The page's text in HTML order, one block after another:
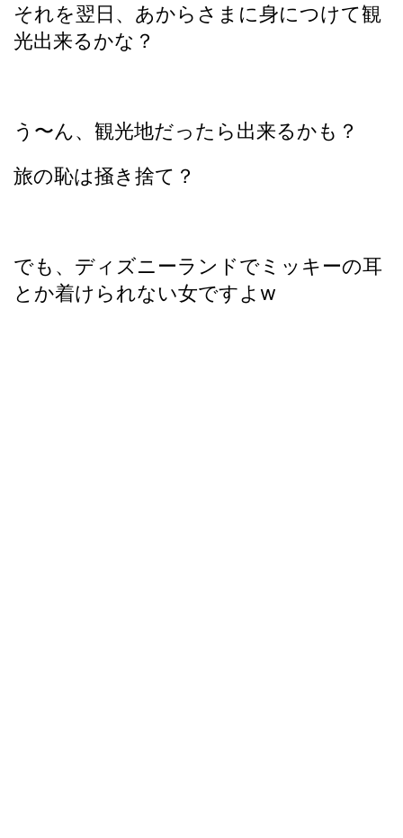
それを翌日、あからさまに身につけて観
光出来るかな？
う〜ん、観光地だったら出来るかも？
旅の恥は掻き捨て？
でも、ディズニーランドでミッキーの耳
とか着けられない女ですよw